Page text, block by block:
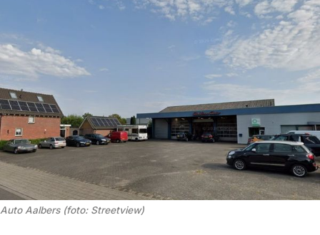
Auto Aalbers (foto: Streetview)